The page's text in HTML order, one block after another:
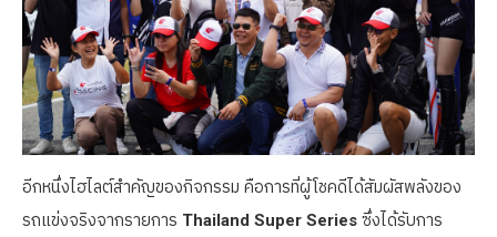
อีกหนึ่งไฮไลต์สำคัญของกิจกรรม คือการที่ผู้โชคดีได้สัมผัสพลังของ
รถแข่งจริงจากรายการ Thailand Super Series ซึ่งได้รับการ